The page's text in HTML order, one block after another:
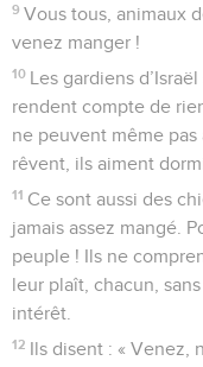
9 Vous tous, animaux
venez manger !
10 Les gardiens
rendent compte de
ne peuvent même
rêvent, ils aiment
11 Ce sont aussi des
jamais assez mangé.
peuple ! Ils ne
leur plaît, chacun,
intérêt.
12 Ils disent : « Venez,